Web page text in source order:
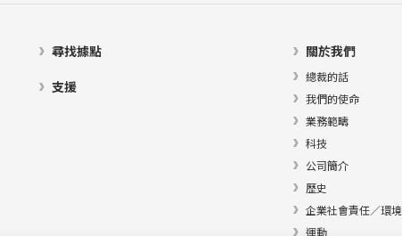
尋找據點
支援
關於我們
總裁的話
我們的使命
業務範疇
科技
公司簡介
歷史
企業社會責任／環境
運動